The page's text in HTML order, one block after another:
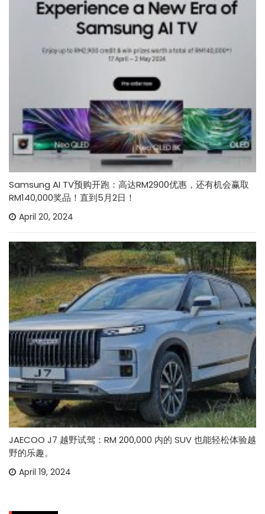
Samsung AI TV预购开跑：高达RM2900优惠，还有机会赢取
RM140,000奖品！直到5月2日！
April 20, 2024
JAECOO J7 越野试驾：RM 200,000 内的 SUV 也能轻松体验越
野的乐趣。
April 19, 2024